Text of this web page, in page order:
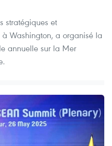
stratégiques et
à Washington, a organisé la
annuelle sur la Mer